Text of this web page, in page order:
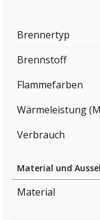
Brennertyp
Brennstoff
Flammefarben
Wärmeleistung
Verbrauch
Material und
Material